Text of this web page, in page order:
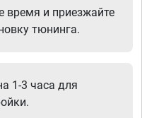
время и приезжайте
тюнинга.
1-3 часа для